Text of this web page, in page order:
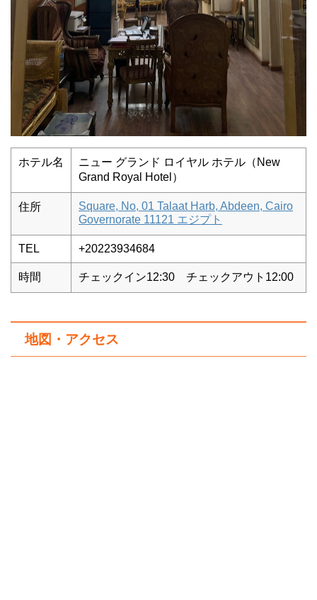
ホテル名
ニュー グランド ロイヤル ホテル（New
Grand Royal Hotel）
住所
Square, No, 01 Talaat Harb, Abdeen, Cairo
Governorate 11121 エジプト
TEL +20223934684
時間 チェックイン12:30 チェックアウト12:00
地図・アクセス